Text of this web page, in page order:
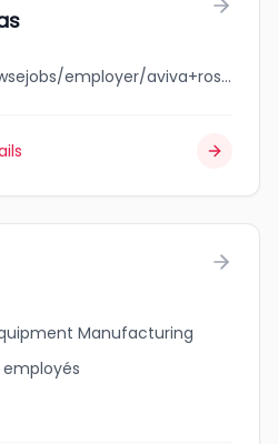
jobbank.gc.ca/browsejobs/employer/aviva+rostas/ca
Manufacturing
employés